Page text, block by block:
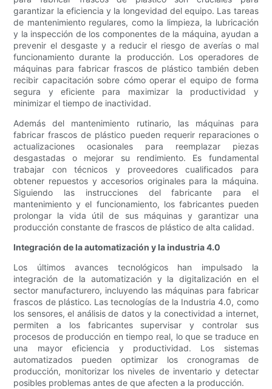
garantizar la eficiencia y la longevidad del equipo. Las tareas
de mantenimiento regulares, como la limpieza, la lubricación
y la inspección de los componentes de la máquina, ayudan a
prevenir el desgaste y a reducir el riesgo de averías o mal
funcionamiento durante la producción. Los operadores de
máquinas para fabricar frascos de plástico también deben
recibir capacitación sobre cómo operar el equipo de forma
segura y eficiente para maximizar la productividad y
minimizar el tiempo de inactividad.
Además del mantenimiento rutinario, las máquinas para
fabricar frascos de plástico pueden requerir reparaciones o
actualizaciones ocasionales para reemplazar piezas
desgastadas o mejorar su rendimiento. Es fundamental
trabajar con técnicos y proveedores cualificados para
obtener repuestos y accesorios originales para la máquina.
Siguiendo las instrucciones del fabricante para el
mantenimiento y el funcionamiento, los fabricantes pueden
prolongar la vida útil de sus máquinas y garantizar una
producción constante de frascos de plástico de alta calidad.
Integración de la automatización y la industria 4.0
Los últimos avances tecnológicos han impulsado la
integración de la automatización y la digitalización en el
sector manufacturero, incluyendo las máquinas para fabricar
frascos de plástico. Las tecnologías de la Industria 4.0, como
los sensores, el análisis de datos y la conectividad a internet,
permiten a los fabricantes supervisar y controlar sus
procesos de producción en tiempo real, lo que se traduce en
una mayor eficiencia y productividad. Los sistemas
automatizados pueden optimizar los cronogramas de
producción, monitorizar los niveles de inventario y detectar
posibles problemas antes de que afecten a la producción.